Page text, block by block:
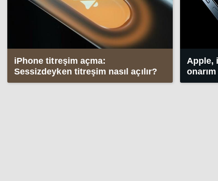
iPhone titreşim açma:
Sessizdeyken titreşim nasıl açılır?
Apple,